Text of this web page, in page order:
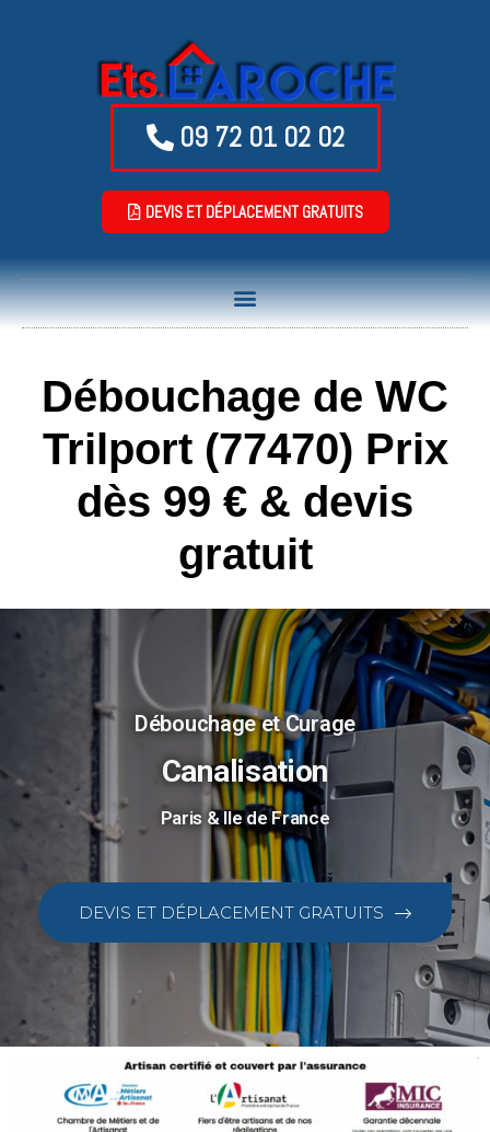
09 72 01 02 02
DEVIS ET DÉPLACEMENT GRATUITS
Débouchage de WC
Trilport (77470) Prix
dès 99 € & devis
gratuit
Débouchage et Curage
Canalisation
Paris & Ile de France
DEVIS ET DÉPLACEMENT GRATUITS